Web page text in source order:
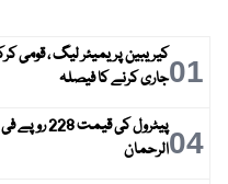
01جاری کرنے کا فیصلہ
04
پیٹرول کی
الرحمان